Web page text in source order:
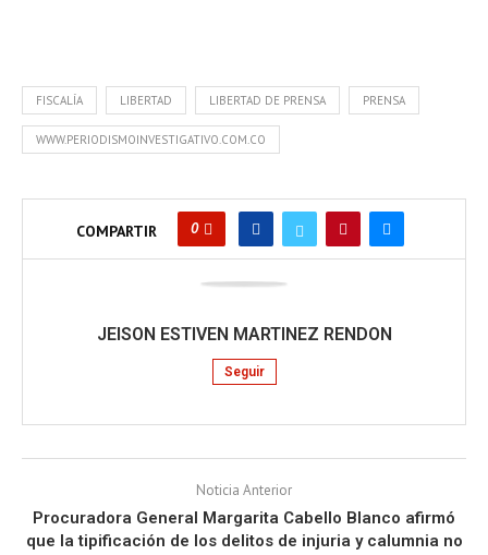
FISCALÍA LIBERTAD LIBERTAD DE PRENSA PRENSA
WWW.PERIODISMOINVESTIGATIVO.COM.CO
COMPARTIR 0
JEISON ESTIVEN MARTINEZ RENDON
Seguir
Noticia Anterior
Procuradora General Margarita Cabello Blanco afirmó
que la tipificación de los delitos de injuria y calumnia no